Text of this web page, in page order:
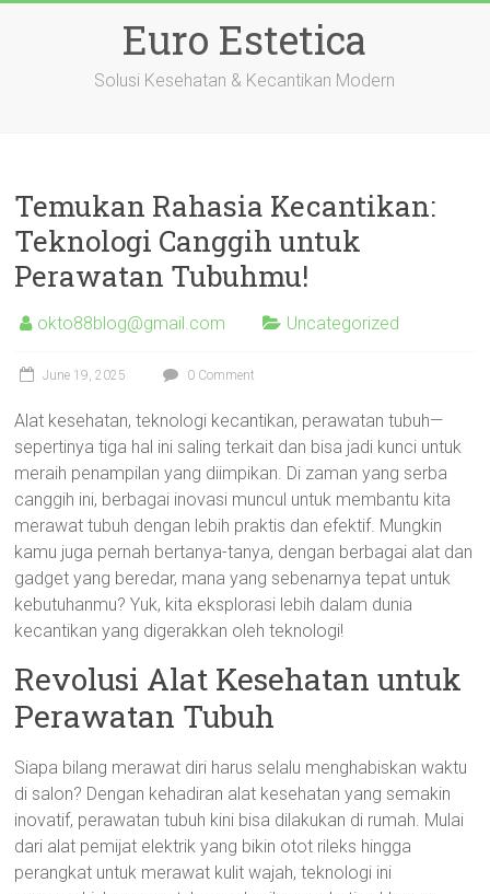
Euro Estetica
Solusi Kesehatan & Kecantikan Modern
Temukan Rahasia Kecantikan:
Teknologi Canggih untuk
Perawatan Tubuhmu!
okto88blog@gmail.com Uncategorized
June 19, 2025 0 Comment
Alat kesehatan, teknologi kecantikan, perawatan tubuh—
sepertinya tiga hal ini saling terkait dan bisa jadi kunci untuk
meraih penampilan yang diimpikan. Di zaman yang serba
canggih ini, berbagai inovasi muncul untuk membantu kita
merawat tubuh dengan lebih praktis dan efektif. Mungkin
kamu juga pernah bertanya-tanya, dengan berbagai alat dan
gadget yang beredar, mana yang sebenarnya tepat untuk
kebutuhanmu? Yuk, kita eksplorasi lebih dalam dunia
kecantikan yang digerakkan oleh teknologi!
Revolusi Alat Kesehatan untuk
Perawatan Tubuh
Siapa bilang merawat diri harus selalu menghabiskan waktu
di salon? Dengan kehadiran alat kesehatan yang semakin
inovatif, perawatan tubuh kini bisa dilakukan di rumah. Mulai
dari alat pemijat elektrik yang bikin otot rileks hingga
perangkat untuk merawat kulit wajah, teknologi ini